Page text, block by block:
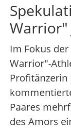
Warrior"
Im Fokus
Warrior"-
Profitänzerin
Paares
des Amors